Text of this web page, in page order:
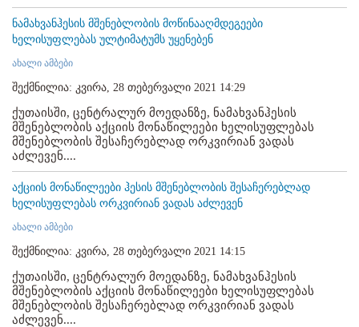
ნამახვანჰესის მშენებლობის მოწინააღმდეგეები
ხელისუფლებას ულტიმატუმს უყენებენ
ახალი ამბები
შექმნილია: კვირა, 28 თებერვალი 2021 14:29
ქუთაისში, ცენტრალურ მოედანზე, ნამახვანჰესის
მშენებლობის აქციის მონაწილეები ხელისუფლებას
მშენებლობის შესაჩერებლად ორკვირიან ვადას
აძლევენ....
აქციის მონაწილეები ჰესის მშენებლობის შესაჩერებლად
ხელისუფლებას ორკვირიან ვადას აძლევენ
ახალი ამბები
შექმნილია: კვირა, 28 თებერვალი 2021 14:15
ქუთაისში, ცენტრალურ მოედანზე, ნამახვანჰესის
მშენებლობის აქციის მონაწილეები ხელისუფლებას
მშენებლობის შესაჩერებლად ორკვირიან ვადას
აძლევენ....